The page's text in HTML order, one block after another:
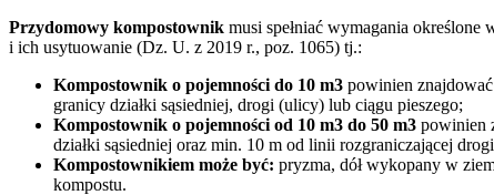
Przydomowy kompostownik musi spełniać wymagania
i ich usytuowanie (Dz. U. z 2019 r., poz. 1065) tj.:
Kompostownik o pojemności do 10 m3 powinien
granicy działki sąsiedniej, drogi (ulicy) lub ciągu pieszego;
Kompostownik o pojemności od 10 m3 do 50 m3 powinien
działki sąsiedniej oraz min. 10 m od linii rozgraniczającej
Kompostownikiem może być: pryzma, dół wykopany w
kompostu.